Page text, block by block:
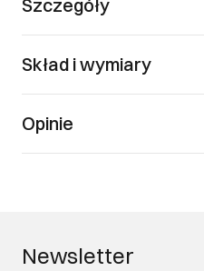
Szczegóły
Skład i wymiary
Opinie
Newsletter